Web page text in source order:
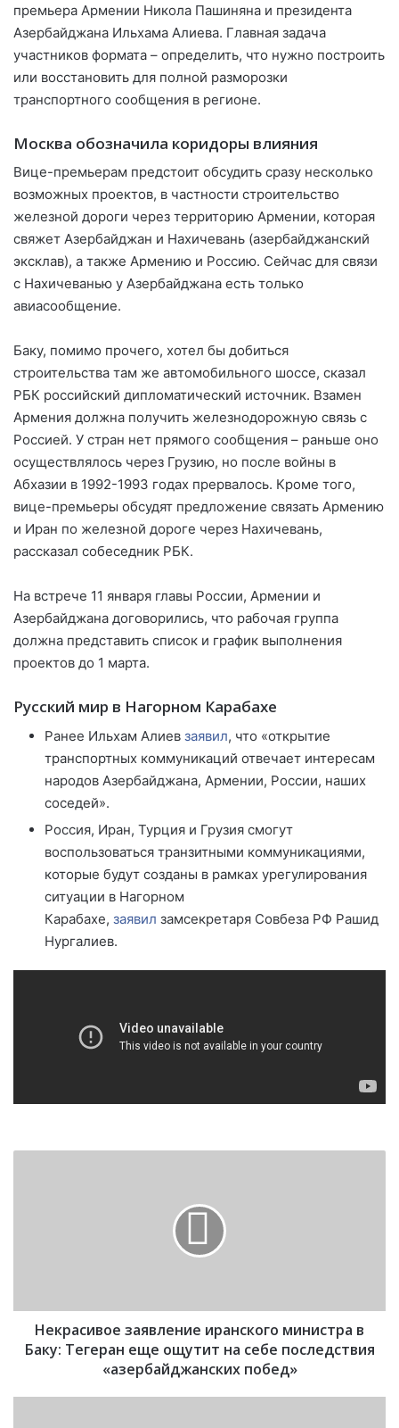
премьера Армении Никола Пашиняна и президента
Азербайджана Ильхама Алиева. Главная задача
участников формата – определить, что нужно построить
или восстановить для полной разморозки
транспортного сообщения в регионе.
Москва обозначила коридоры влияния
Вице-премьерам предстоит обсудить сразу несколько
возможных проектов, в частности строительство
железной дороги через территорию Армении, которая
свяжет Азербайджан и Нахичевань (азербайджанский
эксклав), а также Армению и Россию. Сейчас для связи
с Нахичеванью у Азербайджана есть только
авиасообщение.
Баку, помимо прочего, хотел бы добиться
строительства там же автомобильного шоссе, сказал
РБК российский дипломатический источник. Взамен
Армения должна получить железнодорожную связь с
Россией. У стран нет прямого сообщения – раньше оно
осуществлялось через Грузию, но после войны в
Абхазии в 1992-1993 годах прервалось. Кроме того,
вице-премьеры обсудят предложение связать Армению
и Иран по железной дороге через Нахичевань,
рассказал собеседник РБК.
На встрече 11 января главы России, Армении и
Азербайджана договорились, что рабочая группа
должна представить список и график выполнения
проектов до 1 марта.
Русский мир в Нагорном Карабахе
Ранее Ильхам Алиев заявил, что «открытие
транспортных коммуникаций отвечает интересам
народов Азербайджана, Армении, России, наших
соседей».
Россия, Иран, Турция и Грузия смогут
воспользоваться транзитными коммуникациями,
которые будут созданы в рамках урегулирования
ситуации в Нагорном
Карабахе, заявил замсекретаря Совбеза РФ Рашид
Нургалиев.
о
Некрасивое заявление иранского министра в
Баку: Тегеран еще ощутит на себе последствия
«азербайджанских побед»